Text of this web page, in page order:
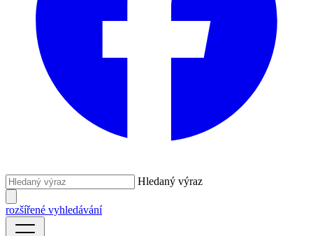
Hledaný výraz
rozšířené vyhledávání